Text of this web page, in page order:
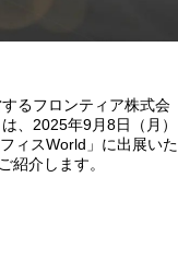
るフロンティア株式会
、2025年9月8日（月）
ィスWorld」に出展いた
紹介します。